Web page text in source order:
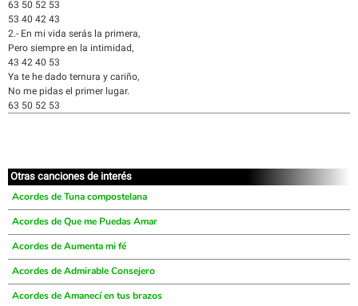
63 50 52 53
53 40 42 43
2.- En mi vida serás la primera,
Pero siempre en la intimidad,
43 42 40 53
Ya te he dado ternura y cariño,
No me pidas el primer lugar.
63 50 52 53
Otras canciones de interés
Acordes de Tuna compostelana
Acordes de Que me Puedas Amar
Acordes de Aumenta mi fé
Acordes de Admirable Consejero
Acordes de Amanecí en tus brazos